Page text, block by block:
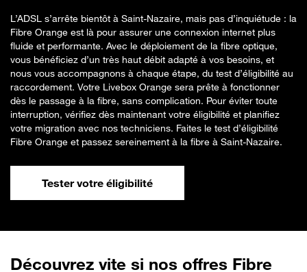
L’ADSL s’arrête bientôt à Saint-Nazaire, mais pas d’inquiétude : la
Fibre Orange est là pour assurer une connexion internet plus
fluide et performante. Avec le déploiement de la fibre optique,
vous bénéficiez d’un très haut débit adapté à vos besoins, et
nous vous accompagnons à chaque étape, du test d’éligibilité au
raccordement. Votre Livebox Orange sera prête à fonctionner
dès le passage à la fibre, sans complication. Pour éviter toute
interruption, vérifiez dès maintenant votre éligibilité et planifiez
votre migration avec nos techniciens. Faites le test d’éligibilité
Fibre Orange et passez sereinement à la fibre à Saint-Nazaire.
Tester votre éligibilité
Découvrez vite si nos offres Fibre